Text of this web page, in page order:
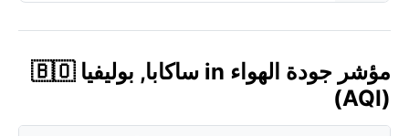
مؤشر جودة الهواء in ساكابا, بوليفيا 🇧🇴
(AQI)